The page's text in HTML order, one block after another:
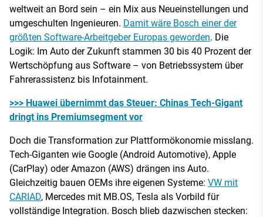
weltweit an Bord sein – ein Mix aus Neueinstellungen und
umgeschulten Ingenieuren. Damit wäre Bosch einer der
größten Software-Arbeitgeber Europas geworden. Die
Logik: Im Auto der Zukunft stammen 30 bis 40 Prozent der
Wertschöpfung aus Software – von Betriebssystem über
Fahrerassistenz bis Infotainment.
>>> Huawei übernimmt das Steuer: Chinas Tech-Gigant
dringt ins Premiumsegment vor
Doch die Transformation zur Plattformökonomie misslang.
Tech-Giganten wie Google (Android Automotive), Apple
(CarPlay) oder Amazon (AWS) drängen ins Auto.
Gleichzeitig bauen OEMs ihre eigenen Systeme: VW mit
CARIAD, Mercedes mit MB.OS, Tesla als Vorbild für
vollständige Integration. Bosch blieb dazwischen stecken: